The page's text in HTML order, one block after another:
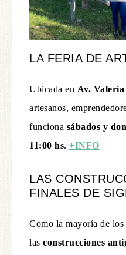
LA FERIA DE
Ubicada en Av.
artesanos,
funciona sábados y
11:00 hs. +INFO
LAS
FINALES DE
Como la mayoría de los
las construcciones